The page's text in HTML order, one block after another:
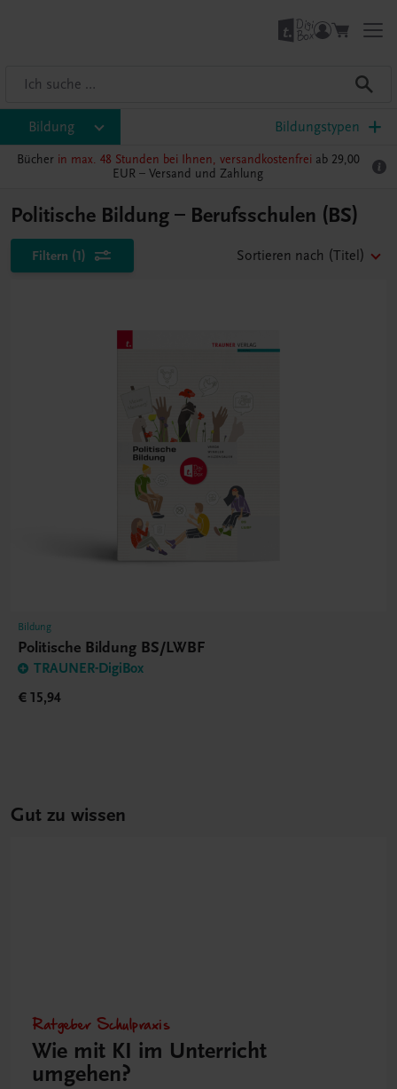
Bildung Bildungstypen
Bücher in max. 48 Stunden bei Ihnen, versandkostenfrei ab 29,00
EUR – Versand und Zahlung
Politische Bildung – Berufsschulen (BS)
Filtern (1) Sortieren nach (Titel)
Bildung
Politische Bildung BS/LWBF
TRAUNER-DigiBox
€ 15,94
Gut zu wissen
Ratgeber Schulpraxis
Wie mit KI im Unterricht
umgehen?